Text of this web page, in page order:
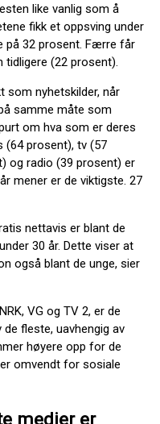
like vanlig som å
fikk et oppsving under
på 32 prosent. Færre får
tidligere (22 prosent).
som nyhetskilder, når
samme måte som
om hva som er deres
(64 prosent), tv (57
og radio (39 prosent) er
mener er de viktigste. 27
nettavis er blant de
30 år. Dette viser at
også blant de unge, sier
VG og TV 2, er de
fleste, uavhengig av
høyere opp for de
omvendt for sosiale
medier er